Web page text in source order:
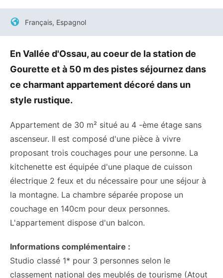
Français, Espagnol
En Vallée d'Ossau, au coeur de la station de
Gourette et à 50 m des pistes séjournez dans
ce charmant appartement décoré dans un
style rustique.
Appartement de 30 m² situé au 4 -ème étage sans
ascenseur. Il est composé d'une pièce à vivre
proposant trois couchages pour une personne. La
kitchenette est équipée d'une plaque de cuisson
électrique 2 feux et du nécessaire pour une séjour à
la montagne. La chambre séparée propose un
couchage en 140cm pour deux personnes.
L'appartement dispose d'un balcon.
Informations complémentaire :
Studio classé 1* pour 3 personnes selon le
classement national des meublés de tourisme (Atout